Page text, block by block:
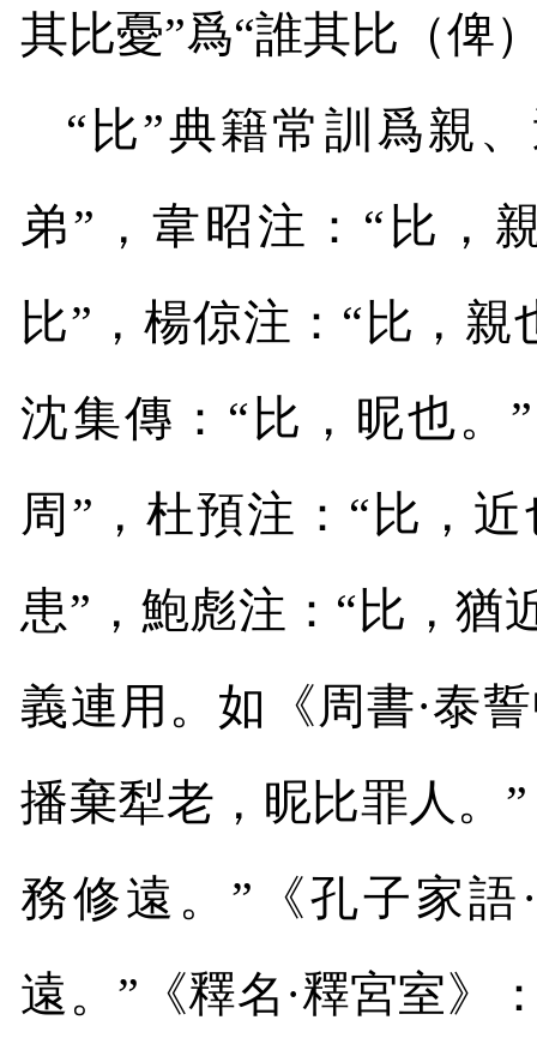
其比憂”爲“誰其比（俾
“比”典籍常訓爲親
弟”，韋昭注：“比，
比”，楊倞注：“比，親
沈集傳：“比，昵也。
周”，杜預注：“比，
患”，鮑彪注：“比，猶
義連用。如《周書·泰
播棄犁老，昵比罪人。
務修遠。”《孔子家
遠。”《釋名·釋宮室》